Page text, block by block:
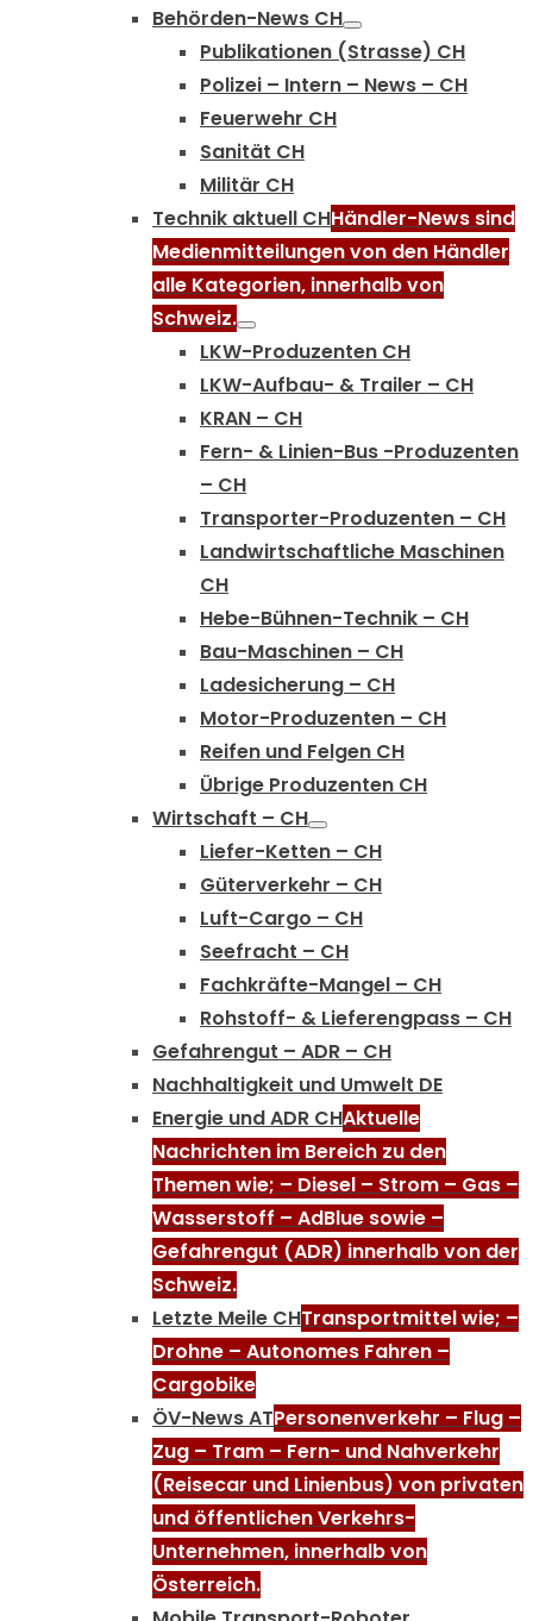
Behörden-News CH
Publikationen (Strasse) CH
Polizei – Intern – News – CH
Feuerwehr CH
Sanität CH
Militär CH
Technik aktuell CHHändler-News sind
Medienmitteilungen von den Händler
alle Kategorien, innerhalb von
Schweiz.
LKW-Produzenten CH
LKW-Aufbau- & Trailer – CH
KRAN – CH
Fern- & Linien-Bus -Produzenten
– CH
Transporter-Produzenten – CH
Landwirtschaftliche Maschinen
CH
Hebe-Bühnen-Technik – CH
Bau-Maschinen – CH
Ladesicherung – CH
Motor-Produzenten – CH
Reifen und Felgen CH
Übrige Produzenten CH
Wirtschaft – CH
Liefer-Ketten – CH
Güterverkehr – CH
Luft-Cargo – CH
Seefracht – CH
Fachkräfte-Mangel – CH
Rohstoff- & Lieferengpass – CH
Gefahrengut – ADR – CH
Nachhaltigkeit und Umwelt DE
Energie und ADR CHAktuelle
Nachrichten im Bereich zu den
Themen wie; – Diesel – Strom – Gas –
Wasserstoff – AdBlue sowie –
Gefahrengut (ADR) innerhalb von der
Schweiz.
Letzte Meile CHTransportmittel wie; –
Drohne – Autonomes Fahren –
Cargobike
ÖV-News ATPersonenverkehr – Flug –
Zug – Tram – Fern- und Nahverkehr
(Reisecar und Linienbus) von privaten
und öffentlichen Verkehrs-
Unternehmen, innerhalb von
Österreich.